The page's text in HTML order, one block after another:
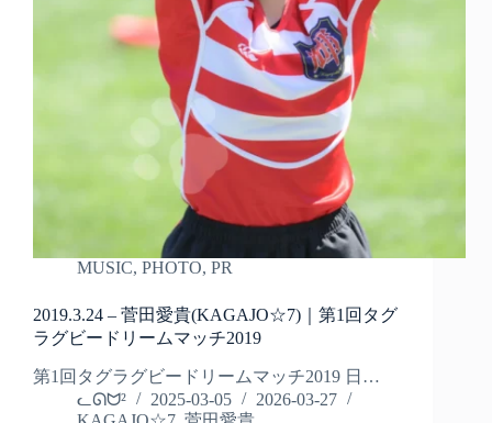
MUSIC, PHOTO, PR
2019.3.24 – 菅田愛貴(KAGAJO☆7)｜第1回タグ
ラグビードリームマッチ2019
第1回タグラグビードリームマッチ2019 日…
ᓚᘏᗢ²
2025-03-05
2026-03-27